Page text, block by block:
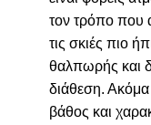
τον τρόπο που
τις σκιές πιο
θαλπωρής και
διάθεση. Ακόμα
βάθος και